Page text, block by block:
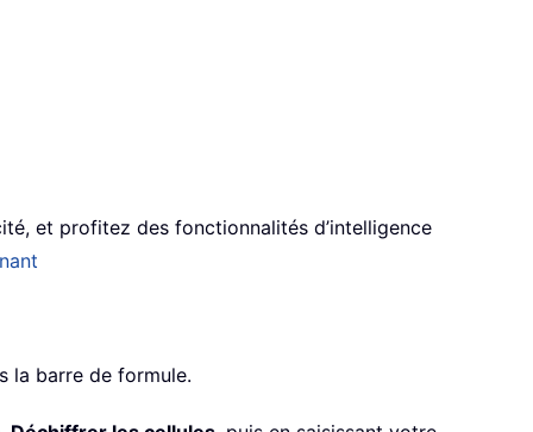
et profitez des fonctionnalités d’intelligence
la barre de formule.